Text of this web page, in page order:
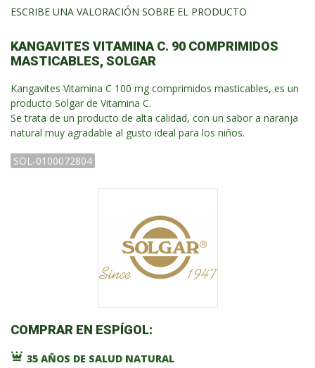
ESCRIBE UNA VALORACIÓN SOBRE EL PRODUCTO
KANGAVITES VITAMINA C. 90 COMPRIMIDOS
MASTICABLES, SOLGAR
Kangavites Vitamina C 100 mg comprimidos masticables, es un
producto Solgar de Vitamina C.
Se trata de un producto de alta calidad, con un sabor a naranja
natural muy agradable al gusto ideal para los niños.
SOL-0100072804
COMPRAR EN ESPÍGOL:
35 AÑOS DE SALUD NATURAL